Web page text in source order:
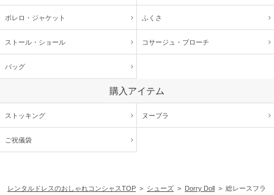
ボレロ・ジャケット ふくさ
ストール・ショール コサージュ・ ブローチ
バッグ
購入アイテム
ストッキング ヌーブラ
ご祝儀袋
レンタルドレスのおしゃれコンシャスTOP > シューズ > Dorry Doll > 総レースフラ